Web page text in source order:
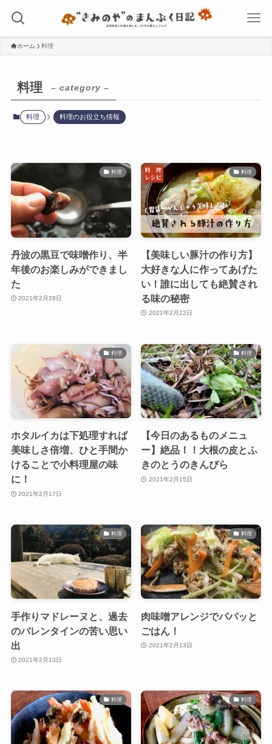
ホーム 料理
料理 – category –
料理 料理のお役立ち情報
料理
丹波の黒豆で味噌作り、半
年後のお楽しみができまし
た
2021年2月28日
料理
【美味しい豚汁の作り方】
大好きな人に作ってあげた
い！誰に出しても絶賛され
る味の秘密
2021年2月22日
料理
ホタルイカは下処理すれば
美味しさ倍増、ひと手間か
けることで小料理屋の味
に！
2021年2月17日
料理
【今日のあるものメニュ
ー】絶品！！大根の皮とふ
きのとうのきんぴら
2021年2月15日
料理
手作りマドレーヌと、過去
のバレンタインの苦い思い
出
2021年2月13日
料理
肉味噌アレンジでパパッと
ごはん！
2021年2月13日
料理 料理